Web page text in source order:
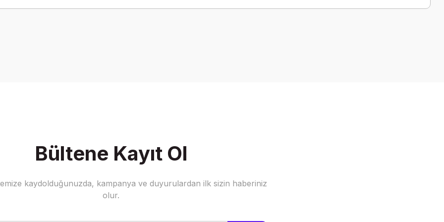
Gönder
Bültene Kayıt Ol
kaydolduğunuzda, kampanya ve duyurulardan ilk sizin haberiniz
olur.